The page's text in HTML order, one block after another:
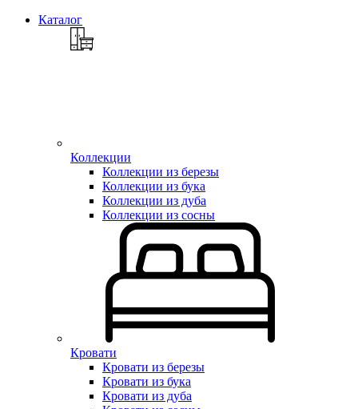
Каталог
Коллекции
Коллекции из березы
Коллекции из бука
Коллекции из дуба
Коллекции из сосны
Кровати
Кровати из березы
Кровати из бука
Кровати из дуба